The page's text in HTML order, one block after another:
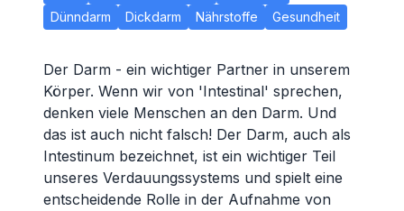
Dünndarm
Dickdarm Nährstoffe Gesundheit
Der Darm - ein wichtiger Partner in unserem
Körper. Wenn wir von 'Intestinal' sprechen,
denken viele Menschen an den Darm. Und
das ist auch nicht falsch! Der Darm, auch als
Intestinum bezeichnet, ist ein wichtiger Teil
unseres Verdauungssystems und spielt eine
entscheidende Rolle in der Aufnahme von